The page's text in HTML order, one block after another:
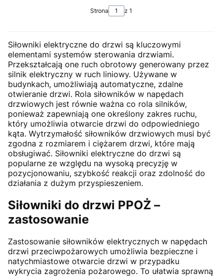
Strona z 1
Siłowniki elektryczne do drzwi są kluczowymi
elementami systemów sterowania drzwiami.
Przekształcają one ruch obrotowy generowany przez
silnik elektryczny w ruch liniowy. Używane w
budynkach, umożliwiają automatyczne, zdalne
otwieranie drzwi. Rola siłowników w napędach
drzwiowych jest równie ważna co rola silników,
ponieważ zapewniają one określony zakres ruchu,
który umożliwia otwarcie drzwi do odpowiedniego
kąta. Wytrzymałość siłowników drzwiowych musi być
zgodna z rozmiarem i ciężarem drzwi, które mają
obsługiwać. Siłowniki elektryczne do drzwi są
popularne ze względu na wysoką precyzję w
pozycjonowaniu, szybkość reakcji oraz zdolność do
działania z dużym przyspieszeniem.
Siłowniki do drzwi PPOŻ –
zastosowanie
Zastosowanie siłowników elektrycznych w napędach
drzwi przeciwpożarowych umożliwia bezpieczne i
natychmiastowe otwarcie drzwi w przypadku
wykrycia zagrożenia pożarowego. To ułatwia sprawną